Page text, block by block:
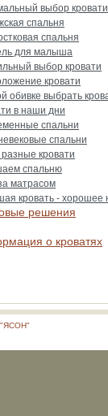
выбор кровати
спальня
спальня
для малыша
выбор кровати
кровати
обивке выбрать
в наши дни
спальни
спальни
разные кровати
спальню
матрасом
кровать - хорошее
решения
о кроватях
"ЯСОН"